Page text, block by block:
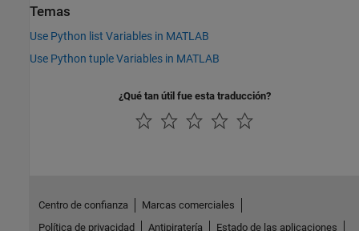
Temas
Use Python list Variables in MATLAB
Use Python tuple Variables in MATLAB
¿Qué tan útil fue esta traducción?
Centro de confianza
Marcas comerciales
Política de privacidad
Antipiratería Estado de las aplicaciones